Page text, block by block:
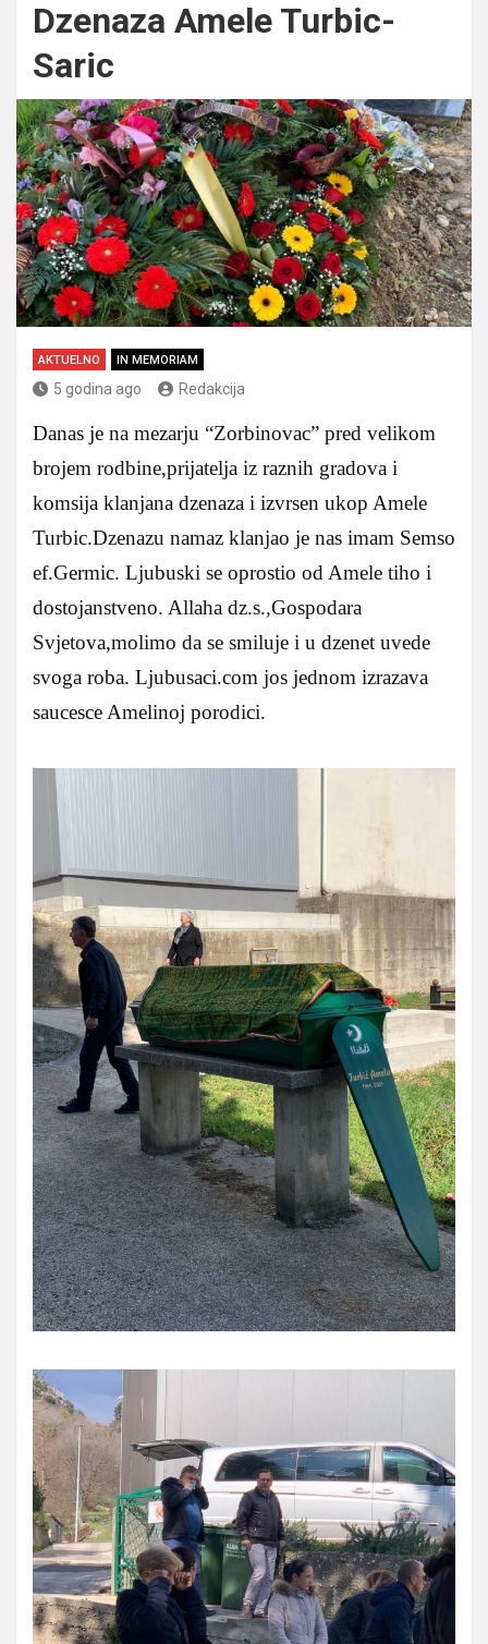
Dzenaza Amele Turbic-
Saric
AKTUELNO IN MEMORIAM
5 godina ago Redakcija
Danas je na mezarju “Zorbinovac” pred velikom
brojem rodbine,prijatelja iz raznih gradova i
komsija klanjana dzenaza i izvrsen ukop Amele
Turbic.Dzenazu namaz klanjao je nas imam Semso
ef.Germic. Ljubuski se oprostio od Amele tiho i
dostojanstveno. Allaha dz.s.,Gospodara
Svjetova,molimo da se smiluje i u dzenet uvede
svoga roba. Ljubusaci.com jos jednom izrazava
saucesce Amelinoj porodici.